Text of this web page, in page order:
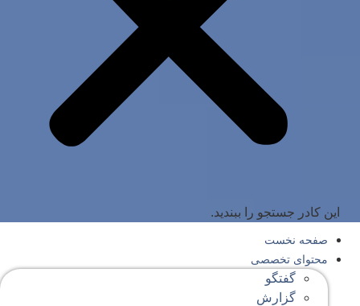
این کادر جستجو را ببندید.
صفحه‌ نخست
محتوای‌ تخصصی
گفتگو
گزارش